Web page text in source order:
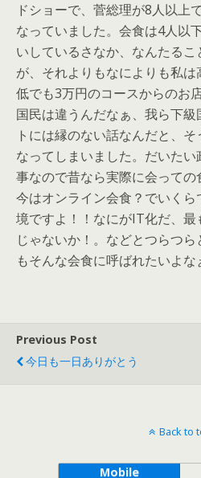
ドショーで、菅総理が8人以上
なっていました。会食は4人以
いしているさなか、なんたるこ
が、それよりもなによりも私
低でも3万円のコースからのお
国民は違うんだなぁ、我ら下
トには縁のない話なんだと、
なってしまいました。だいた
事なので昔なら実際に会っての
今はオンライン会食？でいく
境ですよ！！なにがIT化だ、
じゃないか！。などとつらつ
もそんな会食に呼ばれたいよな
Previous Post
今日も一日ありがとう
Back to
Mobile